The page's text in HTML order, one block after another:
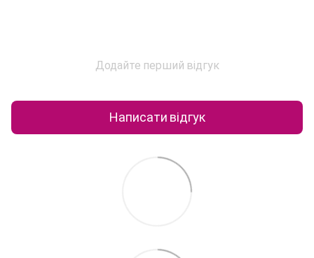
Додайте перший відгук
Написати відгук